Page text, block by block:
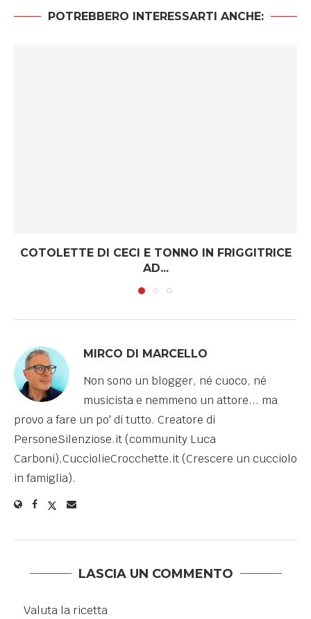
POTREBBERO INTERESSARTI ANCHE:
COTOLETTE DI CECI E TONNO IN FRIGGITRICE
AD...
MIRCO DI MARCELLO
Non sono un blogger, né cuoco, né
musicista e nemmeno un attore... ma
provo a fare un po' di tutto. Creatore di
PersoneSilenziose.it (community Luca
Carboni),CucciolieCrocchette.it (Crescere un cucciolo
in famiglia).
LASCIA UN COMMENTO
Valuta la ricetta